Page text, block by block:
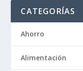
CATEGORÍAS
Ahorro
Alimentación